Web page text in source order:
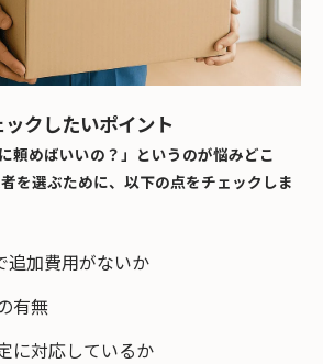
クしたいポイント
頼めばいいの？」というのが悩みどこ
を選ぶために、以下の点をチェックしま
追加費用がないか
有無
に対応しているか